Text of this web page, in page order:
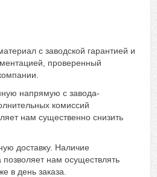
с заводской гарантией и
проверенный
напрямую с завода-
комиссий
нам существенно снизить
доставку. Наличие
позволяет нам осуществлять
в день заказа.